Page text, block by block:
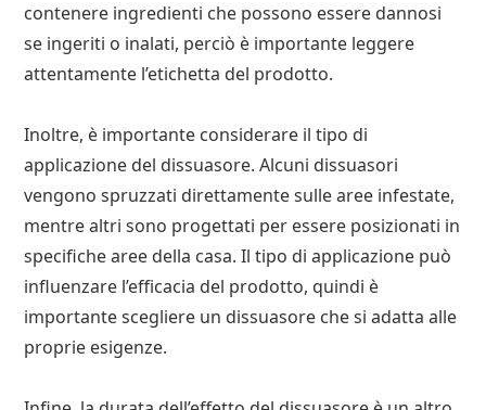
contenere ingredienti che possono essere dannosi
se ingeriti o inalati, perciò è importante leggere
attentamente l’etichetta del prodotto.
Inoltre, è importante considerare il tipo di
applicazione del dissuasore. Alcuni dissuasori
vengono spruzzati direttamente sulle aree infestate,
mentre altri sono progettati per essere posizionati in
specifiche aree della casa. Il tipo di applicazione può
influenzare l’efficacia del prodotto, quindi è
importante scegliere un dissuasore che si adatta alle
proprie esigenze.